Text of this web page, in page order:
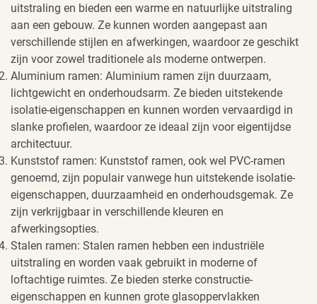
uitstraling en bieden een warme en natuurlijke uitstraling
aan een gebouw. Ze kunnen worden aangepast aan
verschillende stijlen en afwerkingen, waardoor ze geschikt
zijn voor zowel traditionele als moderne ontwerpen.
Aluminium ramen: Aluminium ramen zijn duurzaam,
lichtgewicht en onderhoudsarm. Ze bieden uitstekende
isolatie-eigenschappen en kunnen worden vervaardigd in
slanke profielen, waardoor ze ideaal zijn voor eigentijdse
architectuur.
Kunststof ramen: Kunststof ramen, ook wel PVC-ramen
genoemd, zijn populair vanwege hun uitstekende isolatie-
eigenschappen, duurzaamheid en onderhoudsgemak. Ze
zijn verkrijgbaar in verschillende kleuren en
afwerkingsopties.
Stalen ramen: Stalen ramen hebben een industriële
uitstraling en worden vaak gebruikt in moderne of
loftachtige ruimtes. Ze bieden sterke constructie-
eigenschappen en kunnen grote glasoppervlakken